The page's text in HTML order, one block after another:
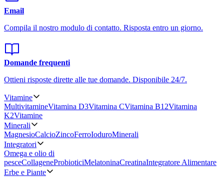
Email
Compila il nostro modulo di contatto. Risposta entro un giorno.
Domande frequenti
Ottieni risposte dirette alle tue domande. Disponibile 24/7.
Vitamine
MultivitamineVitamina D3Vitamina CVitamina B12Vitamina
K2Vitamine
Minerali
MagnesioCalcioZincoFerroIoduroMinerali
Integratori
Omega e olio di
pesceCollageneProbioticiMelatoninaCreatinaIntegratore Alimentare
Erbe e Piante